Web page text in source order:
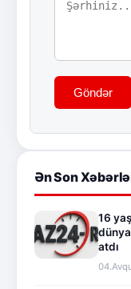
Göndər
Ən Son
16
atdı